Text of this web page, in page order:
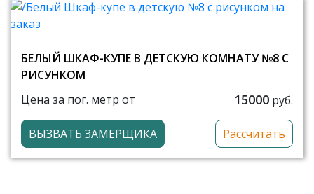
БЕЛЫЙ ШКАФ-КУПЕ В ДЕТСКУЮ КОМНАТУ №8 С
РИСУНКОМ
Цена за пог. метр от
15000 руб.
ВЫЗВАТЬ ЗАМЕРЩИКА Рассчитать